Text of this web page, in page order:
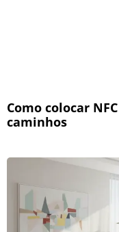
Como colocar
caminhos